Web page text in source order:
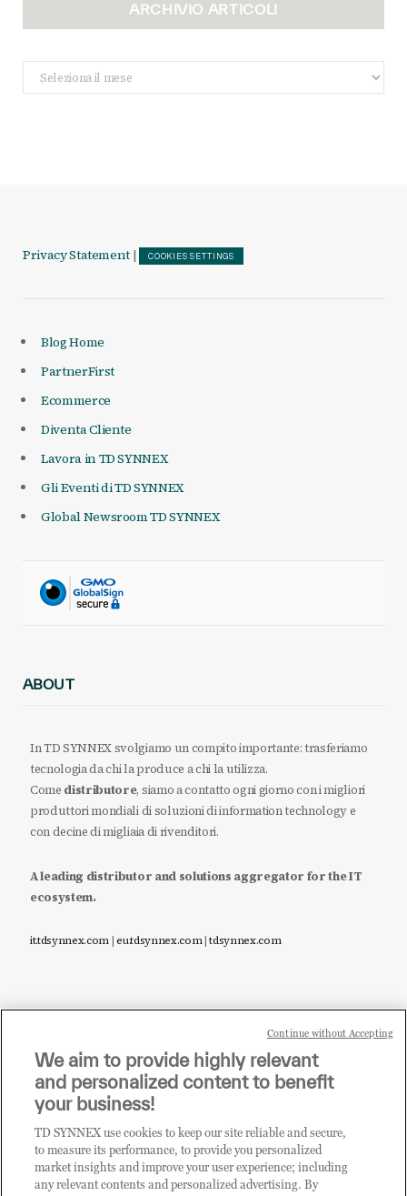
ARCHIVIO ARTICOLI
Archivio
Articoli
Privacy Statement | COOKIES SETTINGS
Blog Home
PartnerFirst
Ecommerce
Diventa Cliente
Lavora in TD SYNNEX
Gli Eventi di TD SYNNEX
Global Newsroom TD SYNNEX
ABOUT
In TD SYNNEX svolgiamo un compito importante: trasferiamo
tecnologia da chi la produce a chi la utilizza.
Come distributore, siamo a contatto ogni giorno con i migliori
produttori mondiali di soluzioni di information technology e
con decine di migliaia di rivenditori.
A leading distributor and solutions aggregator for the IT
ecosystem.
it.tdsynnex.com|eu.tdsynnex.com|tdsynnex.com
Sei un rivenditore di tecnologia e desideri acquistare
i prodotti o le soluzioni trattate sul blog?
CLICCA QUI E DIVENTA
CLIENTE TD SYNNEX
We aim to provide highly relevant
and personalized content to benefit
your business!
TD SYNNEX use cookies to keep our site reliable and secure,
to measure its performance, to provide you personalized
market insights and improve your user experience; including
any relevant contents and personalized advertising. By
Continue without Accepting